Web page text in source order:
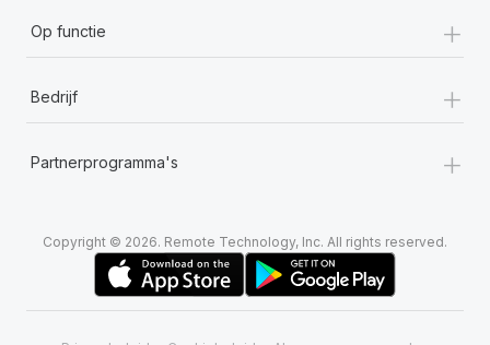
Op functie +
Bedrijf +
Partnerprogramma's +
Copyright © 2026. Remote Technology, Inc. All rights reserved.